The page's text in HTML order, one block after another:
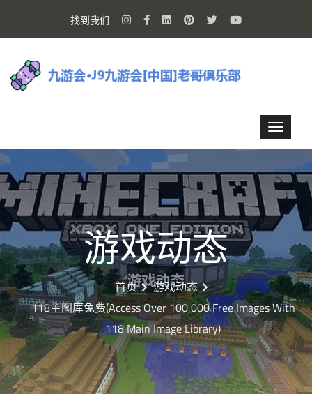
找到我们
游戏动态
首页
游戏动态
118主图库免费(Access Over 100,000 Free Images With
118 Main Image Library)